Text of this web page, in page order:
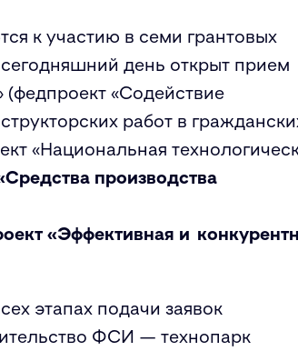
к участию в семи грантовых
день открыт прием
«Содействие
работ в
«Национальная
производства
«Эффективная и
этапах подачи заявок
ФСИ — технопарк